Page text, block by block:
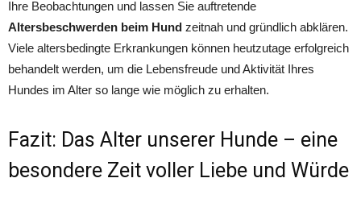
Ihre Beobachtungen und lassen Sie auftretende
Altersbeschwerden beim Hund zeitnah und gründlich abklären.
Viele altersbedingte Erkrankungen können heutzutage erfolgreich
behandelt werden, um die Lebensfreude und Aktivität Ihres
Hundes im Alter so lange wie möglich zu erhalten.
Fazit: Das Alter unserer Hunde – eine
besondere Zeit voller Liebe und Würde